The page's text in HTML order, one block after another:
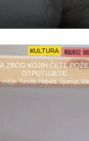
KULTURA
ZBOG KOJIH ĆETE
OTPUTUJETE
Turske, Nepala, Španije,